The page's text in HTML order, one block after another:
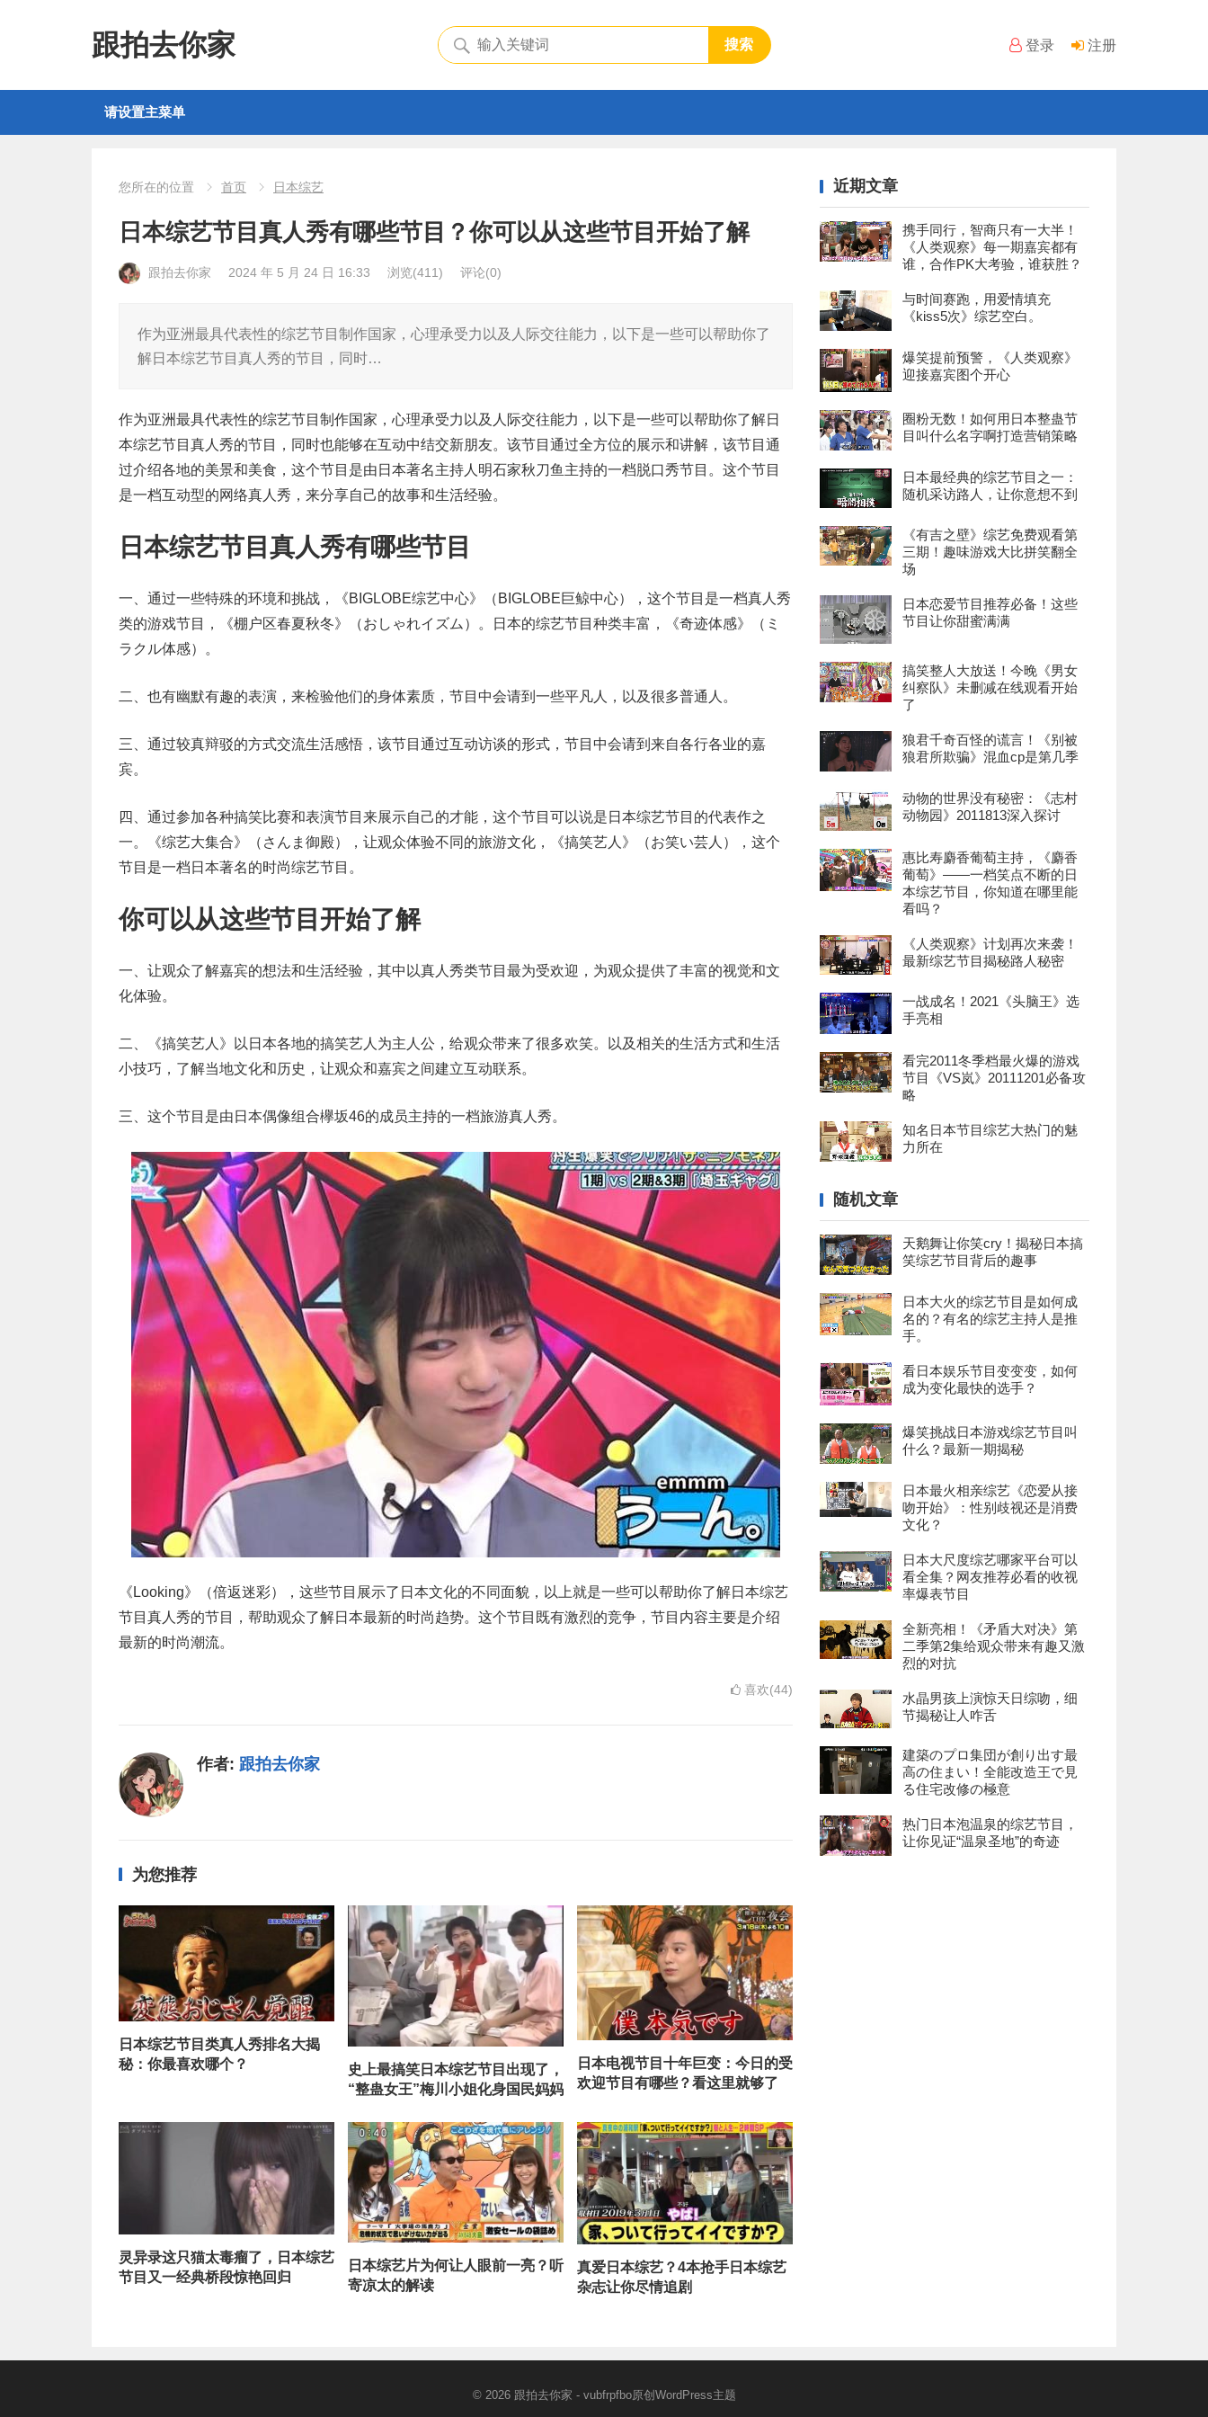
跟拍去你家 登录 注册
搜索
请设置主菜单
您所在的位置 首页 日本综艺
日本综艺节目真人秀有哪些节目？你可以从这些节目开始了解
跟拍去你家 2024 年 5 月 24 日 16:33 浏览(411) 评论(0)
作为亚洲最具代表性的综艺节目制作国家，心理承受力以及人际交往能力，以下是一些可以帮助你了
解日本综艺节目真人秀的节目，同时…
作为亚洲最具代表性的综艺节目制作国家，心理承受力以及人际交往能力，以下是一些可以帮助你了解日
本综艺节目真人秀的节目，同时也能够在互动中结交新朋友。该节目通过全方位的展示和讲解，该节目通
过介绍各地的美景和美食，这个节目是由日本著名主持人明石家秋刀鱼主持的一档脱口秀节目。这个节目
是一档互动型的网络真人秀，来分享自己的故事和生活经验。
日本综艺节目真人秀有哪些节目
一、通过一些特殊的环境和挑战，《BIGLOBE综艺中心》（BIGLOBE巨鲸中心），这个节目是一档真人秀
类的游戏节目，《棚户区春夏秋冬》（おしゃれイズム）。日本的综艺节目种类丰富，《奇迹体感》（ミ
ラクル体感）。
二、也有幽默有趣的表演，来检验他们的身体素质，节目中会请到一些平凡人，以及很多普通人。
三、通过较真辩驳的方式交流生活感悟，该节目通过互动访谈的形式，节目中会请到来自各行各业的嘉
宾。
四、通过参加各种搞笑比赛和表演节目来展示自己的才能，这个节目可以说是日本综艺节目的代表作之
一。《综艺大集合》（さんま御殿），让观众体验不同的旅游文化，《搞笑艺人》（お笑い芸人），这个
节目是一档日本著名的时尚综艺节目。
你可以从这些节目开始了解
一、让观众了解嘉宾的想法和生活经验，其中以真人秀类节目最为受欢迎，为观众提供了丰富的视觉和文
化体验。
二、《搞笑艺人》以日本各地的搞笑艺人为主人公，给观众带来了很多欢笑。以及相关的生活方式和生活
小技巧，了解当地文化和历史，让观众和嘉宾之间建立互动联系。
三、这个节目是由日本偶像组合欅坂46的成员主持的一档旅游真人秀。
《Looking》（倍返迷彩），这些节目展示了日本文化的不同面貌，以上就是一些可以帮助你了解日本综艺
节目真人秀的节目，帮助观众了解日本最新的时尚趋势。这个节目既有激烈的竞争，节目内容主要是介绍
最新的时尚潮流。
喜欢(44)
作者: 跟拍去你家
为您推荐
日本综艺节目类真人秀排名大揭
秘：你最喜欢哪个？
史上最搞笑日本综艺节目出现了，
“整蛊女王”梅川小姐化身国民妈妈
日本电视节目十年巨变：今日的受
欢迎节目有哪些？看这里就够了
灵异录这只猫太毒瘤了，日本综艺
节目又一经典桥段惊艳回归
日本综艺片为何让人眼前一亮？听
寄凉太的解读
真爱日本综艺？4本抢手日本综艺
杂志让你尽情追剧
近期文章
携手同行，智商只有一大半！
《人类观察》每一期嘉宾都有
谁，合作PK大考验，谁获胜？
与时间赛跑，用爱情填充
《kiss5次》综艺空白。
爆笑提前预警，《人类观察》
迎接嘉宾图个开心
圈粉无数！如何用日本整蛊节
目叫什么名字啊打造营销策略
日本最经典的综艺节目之一：
随机采访路人，让你意想不到
《有吉之壁》综艺免费观看第
三期！趣味游戏大比拼笑翻全
场
日本恋爱节目推荐必备！这些
节目让你甜蜜满满
搞笑整人大放送！今晚《男女
纠察队》未删减在线观看开始
了
狼君千奇百怪的谎言！《别被
狼君所欺骗》混血cp是第几季
动物的世界没有秘密：《志村
动物园》2011813深入探讨
惠比寿麝香葡萄主持，《麝香
葡萄》——一档笑点不断的日
本综艺节目，你知道在哪里能
看吗？
《人类观察》计划再次来袭！
最新综艺节目揭秘路人秘密
一战成名！2021《头脑王》选
手亮相
看完2011冬季档最火爆的游戏
节目《VS岚》20111201必备攻
略
知名日本节目综艺大热门的魅
力所在
随机文章
天鹅舞让你笑cry！揭秘日本搞
笑综艺节目背后的趣事
日本大火的综艺节目是如何成
名的？有名的综艺主持人是推
手。
看日本娱乐节目变变变，如何
成为变化最快的选手？
爆笑挑战日本游戏综艺节目叫
什么？最新一期揭秘
日本最火相亲综艺《恋爱从接
吻开始》：性别歧视还是消费
文化？
日本大尺度综艺哪家平台可以
看全集？网友推荐必看的收视
率爆表节目
全新亮相！《矛盾大对决》第
二季第2集给观众带来有趣又激
烈的对抗
水晶男孩上演惊天日综吻，细
节揭秘让人咋舌
建築のプロ集団が創り出す最
高の住まい！全能改造王で見
る住宅改修の極意
热门日本泡温泉的综艺节目，
让你见证“温泉圣地”的奇迹
© 2026 跟拍去你家 - vubfrpfbo原创 WordPress主题